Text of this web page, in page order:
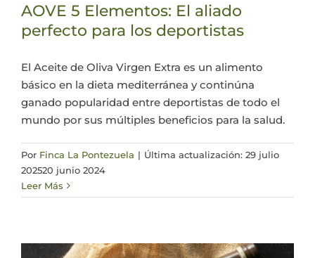
AOVE 5 Elementos: El aliado
perfecto para los deportistas
El Aceite de Oliva Virgen Extra es un alimento
básico en la dieta mediterránea y continúna
ganado popularidad entre deportistas de todo el
mundo por sus múltiples beneficios para la salud.
Por Finca La Pontezuela | Última actualización: 29 julio
202520 junio 2024
Leer Más